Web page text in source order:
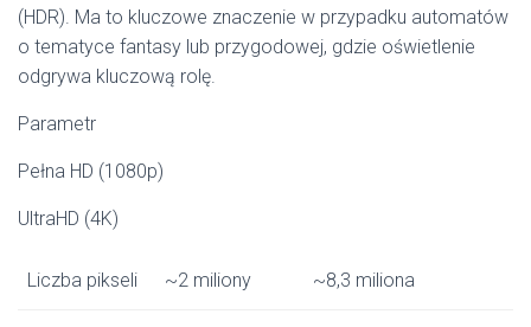
(HDR). Ma to kluczowe znaczenie w przypadku automatów
o tematyce fantasy lub przygodowej, gdzie oświetlenie
odgrywa kluczową rolę.
Parametr
Pełna HD (1080p)
UltraHD (4K)
Liczba pikseli ~2 miliony ~8,3 miliona